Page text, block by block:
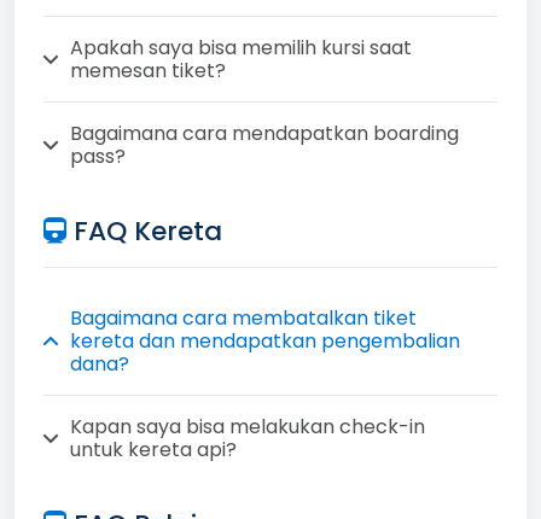
Apakah saya bisa memilih kursi saat
memesan tiket?
Bagaimana cara mendapatkan boarding
pass?
FAQ Kereta
Bagaimana cara membatalkan tiket
kereta dan mendapatkan pengembalian
dana?
Kapan saya bisa melakukan check-in
untuk kereta api?